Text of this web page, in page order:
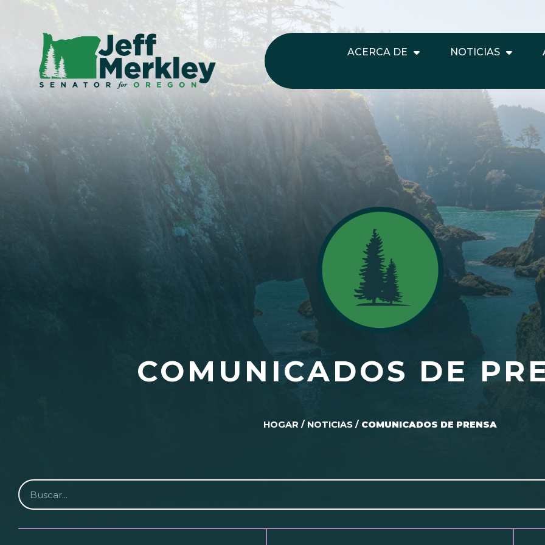
ACERCA DE NOTICIAS
COMUNICADOS DE
HOGAR / NOTICIAS / COMUNICADOS DE PRENSA